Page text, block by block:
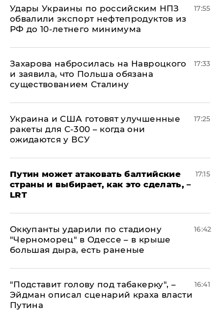
Удары Украины по российским НПЗ
обвалили экспорт нефтепродуктов из
РФ до 10-летнего минимума
17:55
​Захарова набросилась на Навроцкого
и заявила, что Польша обязана
существованием Сталину
17:33
Украина и США готовят улучшенные
ракеты для С-300 – когда они
ожидаются у ВСУ
17:25
Путин может атаковать балтийские
страны и выбирает, как это сделать, –
LRT
17:15
Оккупанты ударили по стадиону
"Черноморец" в Одессе – в крыше
большая дыра, есть раненые
16:42
​"Подставит голову под табакерку", –
Эйдман описал сценарий краха власти
Путина
16:41